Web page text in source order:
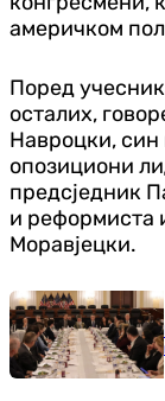
америчком
Поред
осталих,
Навроцки,
опозициони
предсједник
и реформиста
Моравјецки.